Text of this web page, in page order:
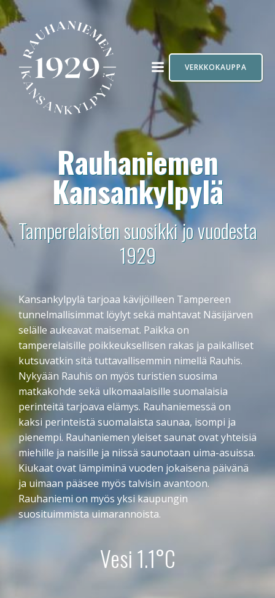
content
VERKKOKAUPPA
Rauhaniemen
Kansankylpylä
Tamperelaisten suosikki jo vuodesta
1929
Kansankylpylä tarjoaa kävijöilleen Tampereen
tunnelmallisimmat löylyt sekä mahtavat Näsijärven
selälle aukeavat maisemat. Paikka on
tamperelaisille poikkeuksellisen rakas ja paikalliset
kutsuvatkin sitä tuttavallisemmin nimellä Rauhis.
Nykyään Rauhis on myös turistien suosima
matkakohde sekä ulkomaalaisille suomalaisia
perinteitä tarjoava elämys. Rauhaniemessä on
kaksi perinteistä suomalaista saunaa, isompi ja
pienempi. Rauhaniemen yleiset saunat ovat yhteisiä
miehille ja naisille ja niissä saunotaan uima-asuissa.
Kiukaat ovat lämpiminä vuoden jokaisena päivänä
ja uimaan pääsee myös talvisin avantoon.
Rauhaniemi on myös yksi kaupungin
suosituimmista uimarannoista.
Vesi 1.1°C